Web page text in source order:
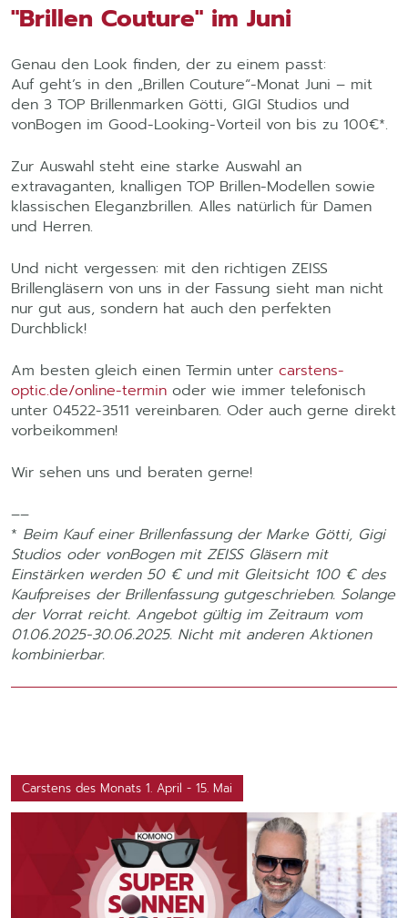
"Brillen Couture" im Juni
Genau den Look finden, der zu einem passt:
Auf geht’s in den „Brillen Couture“-Monat Juni – mit
den 3 TOP Brillenmarken Götti, GIGI Studios und
vonBogen im Good-Looking-Vorteil von bis zu 100€*.
Zur Auswahl steht eine starke Auswahl an
extravaganten, knalligen TOP Brillen-Modellen sowie
klassischen Eleganzbrillen. Alles natürlich für Damen
und Herren.
Und nicht vergessen: mit den richtigen ZEISS
Brillengläsern von uns in der Fassung sieht man nicht
nur gut aus, sondern hat auch den perfekten
Durchblick!
Am besten gleich einen Termin unter carstens-
optic.de/online-termin oder wie immer telefonisch
unter 04522-3511 vereinbaren. Oder auch gerne direkt
vorbeikommen!
Wir sehen uns und beraten gerne!
––
* Beim Kauf einer Brillenfassung der Marke Götti, Gigi
Studios oder vonBogen mit ZEISS Gläsern mit
Einstärken werden 50 € und mit Gleitsicht 100 € des
Kaufpreises der Brillenfassung gutgeschrieben. Solange
der Vorrat reicht. Angebot gültig im Zeitraum vom
01.06.2025-30.06.2025. Nicht mit anderen Aktionen
kombinierbar.
Carstens des Monats 1. April - 15. Mai